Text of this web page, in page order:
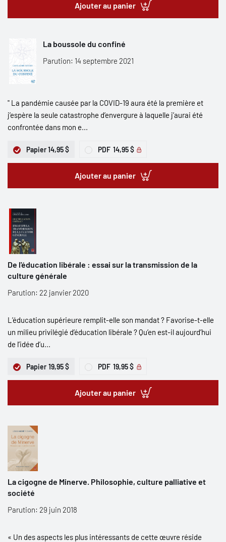
Ajouter au panier
La boussole du confiné
Parution: 14 septembre 2021
" La pandémie causée par la COVID-19 aura été la première et
j’espère la seule catastrophe d’envergure à laquelle j’aurai été
confrontée dans mon e...
Papier14,95 $ PDF 14,95 $
Ajouter au panier
De l'éducation libérale : essai sur la transmission de la
culture générale
Parution: 22 janvier 2020
L’éducation supérieure remplit-elle son mandat ? Favorise-t-elle
un milieu privilégié d’éducation libérale ? Qu’en est-il aujourd’hui
de l’idée d’u...
Papier 19,95 $ PDF 19,95 $
Ajouter au panier
La cigogne de Minerve. Philosophie, culture palliative et
société
Parution: 29 juin 2018
« Un des aspects les plus intéressants de cette œuvre réside